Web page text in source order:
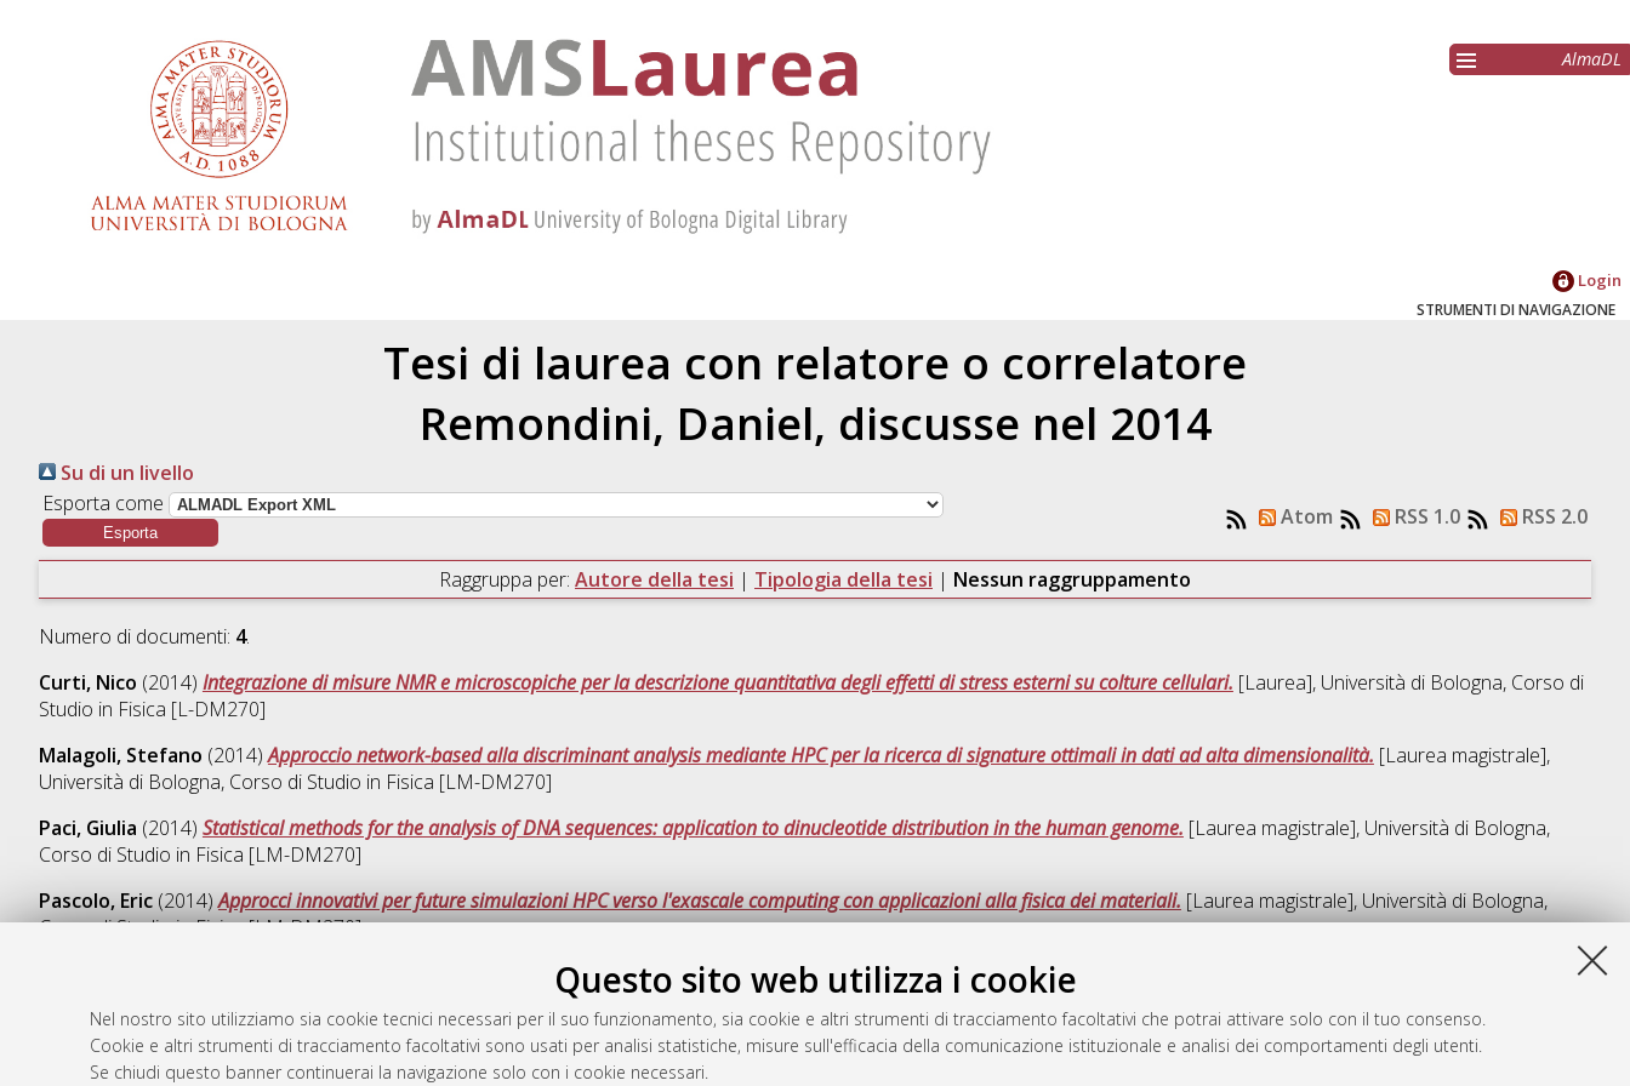
Questo sito web utilizza i cookie
Nel nostro sito utilizziamo sia cookie tecnici necessari per il suo funzionamento, sia cookie e altri strumenti di tracciamento facoltativi che potrai attivare solo con il tuo consenso.
Cookie e altri strumenti di tracciamento facoltativi sono usati per analisi statistiche, misure sull'efficacia della comunicazione istituzionale e analisi dei comportamenti degli utenti.
Se chiudi questo banner continuerai la navigazione solo con i cookie necessari.
AlmaDL
Login
STRUMENTI DI NAVIGAZIONE
Tesi di laurea con relatore o correlatore
Remondini, Daniel, discusse nel 2014
Su di un livello
Esporta come
Atom RSS 1.0 RSS 2.0
Raggruppa per: Autore della tesi | Tipologia della tesi | Nessun raggruppamento
Numero di documenti: 4.
Curti, Nico (2014) Integrazione di misure NMR e microscopiche per la descrizione quantitativa degli effetti di stress esterni su colture cellulari. [Laurea], Università di Bologna, Corso di
Studio in Fisica [L-DM270]
Malagoli, Stefano (2014)Approccio network-based alla discriminant analysis mediante HPC per la ricerca di signature ottimali in dati ad alta dimensionalità. [Laurea magistrale],
Università di Bologna, Corso di Studio in Fisica [LM-DM270]
Paci, Giulia (2014) Statistical methods for the analysis of DNA sequences: application to dinucleotide distribution in the human genome. [Laurea magistrale], Università di Bologna,
Corso di Studio in Fisica [LM-DM270]
Pascolo, Eric(2014)Approcci innovativi per future simulazioni HPC verso l'exascale computing con applicazioni alla fisica dei materiali. [Laurea magistrale], Università di Bologna,
Corso di Studio inFisica [LM-DM270]
Questa lista e' stata generata il
Atom
AMS Laurea